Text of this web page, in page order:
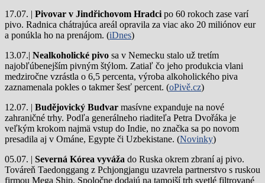
17.07. | Pivovar v Jindřichovom Hradci po 60 rokoch zase varí
pivo. Radnica chátrajúca areál opravila za viac ako 20 miliónov eur
a ponúkla ho na prenájom. (iDnes)
13.07.| Nealkoholické pivo sa v Nemecku stalo už tretím
najobľúbenejším pivným štýlom. Zatiaľ čo jeho produkcia vlani
medziročne vzrástla o 6,5 percenta, výroba alkoholického piva
zaznamenala pokles o takmer šesť percent. (oPivě.cz)
12.07. | Budějovický Budvar masívne expanduje na nové
zahraničné trhy. Podľa generálneho riaditeľa Petra Dvořáka je
veľkým krokom najmä vstup do Indie, no značka sa po novom
presadila aj v Ománe, Egypte či Uzbekistane. (Novinky)
05.07. | Severná Kórea vyváža do Ruska okrem zbraní aj pivo.
Továreň Taedonggang z Pchjongjangu uzavrela partnerstvo s ruskou
firmou Mega Ship. Spoločne dodajú na tamojší trh svetlé filtrované